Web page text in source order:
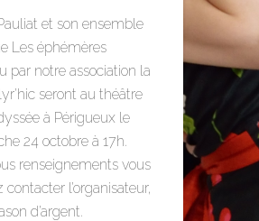
et son ensemble
Les éphémères
par notre association la
seront au théâtre
à Périgueux le
24 octobre à 17h.
renseignements vous
contacter l’organisateur,
d’argent.